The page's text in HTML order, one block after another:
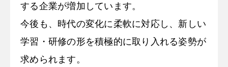
する企業が増加しています。
今後も、時代の変化に柔軟に対応し、新しい
学習・研修の形を積極的に取り入れる姿勢が
求められます。